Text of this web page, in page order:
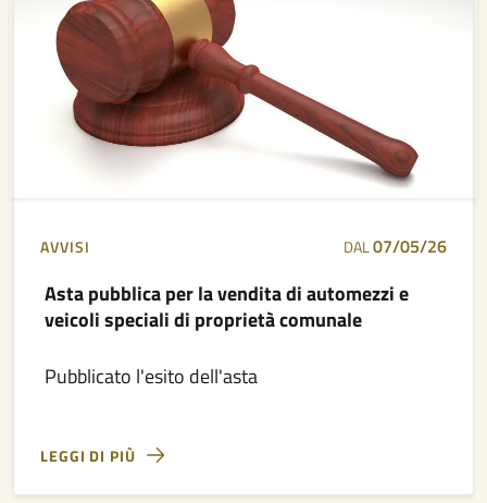
AVVISI DAL07/05/26
Asta pubblica per la vendita di automezzi e
veicoli speciali di proprietà comunale
Pubblicato l'esito dell'asta
LEGGI DI PIÙ